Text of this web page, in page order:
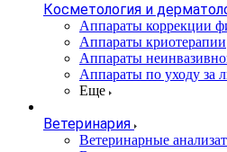
Косметология и
Аппараты коррекции
Аппараты криотерапии
Аппараты
Аппараты по уходу за
Еще
Ветеринария
Ветеринарные